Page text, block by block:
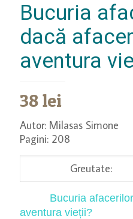
Bucuria
dacă
aventura
38lei
Autor: Milasas Simone
Pagini: 208
Greutate:
Bucuria
aventura vieții?